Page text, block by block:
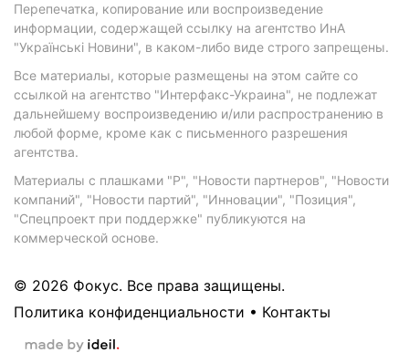
Перепечатка, копирование или воспроизведение
информации, содержащей ссылку на агентство ИнА
"Українські Новини", в каком-либо виде строго запрещены.
Все материалы, которые размещены на этом сайте со
ссылкой на агентство "Интерфакс-Украина", не подлежат
дальнейшему воспроизведению и/или распространению в
любой форме, кроме как с письменного разрешения
агентства.
Материалы с плашками "Р", "Новости партнеров", "Новости
компаний", "Новости партий", "Инновации", "Позиция",
"Спецпроект при поддержке" публикуются на
коммерческой основе.
© 2026 Фокус. Все права защищены.
Политика конфиденциальности • Контакты